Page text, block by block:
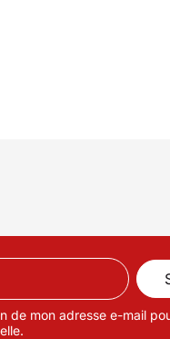
de mon adresse e-mail